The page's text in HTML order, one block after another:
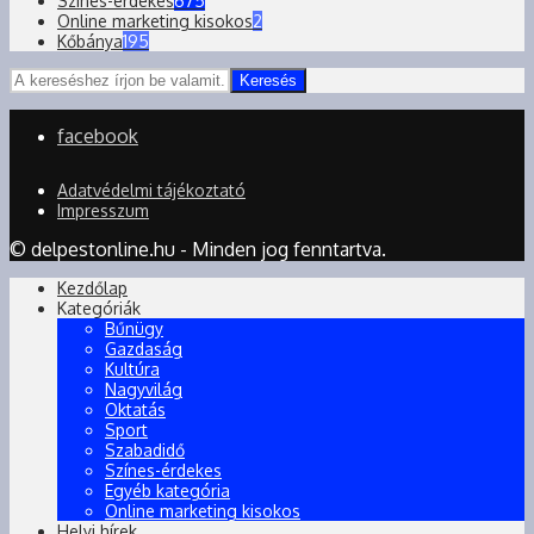
Online marketing kisokos2
Kőbánya195
Keresés
facebook
Adatvédelmi tájékoztató
Impresszum
© delpestonline.hu - Minden jog fenntartva.
Kezdőlap
Kategóriák
Bűnügy
Gazdaság
Kultúra
Nagyvilág
Oktatás
Sport
Szabadidő
Színes-érdekes
Egyéb kategória
Online marketing kisokos